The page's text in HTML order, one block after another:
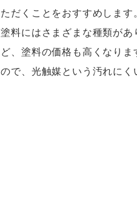
ただくことをおすすめします
塗料にはさまざまな種類が
ど、塗料の価格も高くなり
ので、光触媒という汚れにく